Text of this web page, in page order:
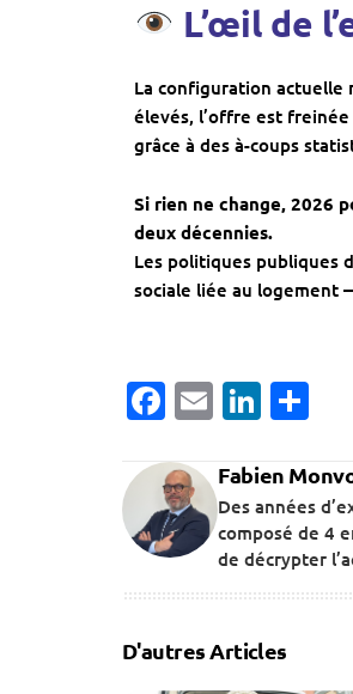
L’œil de
La configuration actuelle
élevés, l’offre est
grâce à des à-coups
Si rien ne change, 2026
deux décennies.
Les politiques publiques
sociale liée au logement
Facebook
Email
Fabien
Des années
composé de 4
de décrypter
D'autres Articles